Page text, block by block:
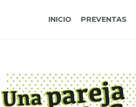
INICIO PREVENTAS